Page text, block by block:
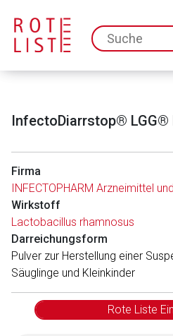
InfectoDiarrstop® LGG®
Firma
INFECTOPHARM Arzneimittel
Wirkstoff
Lactobacillus rhamnosus
Darreichungsform
Pulver zur Herstellung einer
Säuglinge und Kleinkinder
Rote Liste